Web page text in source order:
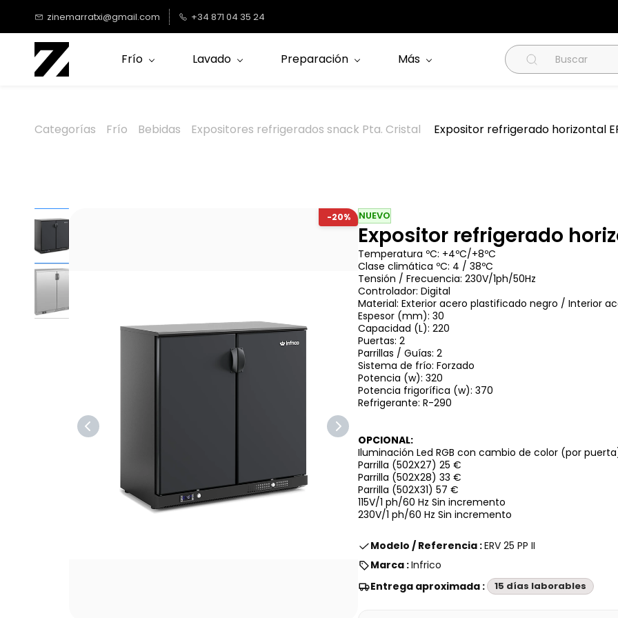
contenido
principal
zinemarratxi@gmail.com +34 871 04 35 24
Frío Lavado Preparación Más
Categorías Frío Bebidas Expositores refrigerados snack Pta. Cristal Expositor refrigerado horizontal
-20% NUEVO
Expositor refrigerado
Temperatura ºC: +4ºC/+8ºC
Clase climática ºC: 4 / 38ºC
Tensión / Frecuencia: 230V/1ph/50Hz
Controlador: Digital
Material: Exterior acero plastificado negro / Interior
Espesor (mm): 30
Capacidad (L): 220
Puertas: 2
Parrillas / Guías: 2
Sistema de frío: Forzado
Potencia (w): 320
Potencia frigorífica (w): 370
Refrigerante: R-290
OPCIONAL:
Iluminación Led RGB con cambio de color (por
Parrilla (502X27) 25 €
Parrilla (502X28) 33 €
Parrilla (502X31) 57 €
115V/1 ph/60 Hz Sin incremento
230V/1 ph/60 Hz Sin incremento
Modelo / Referencia :ERV 25 PP II
Marca :Infrico
Entrega aproximada :
15 días laborables